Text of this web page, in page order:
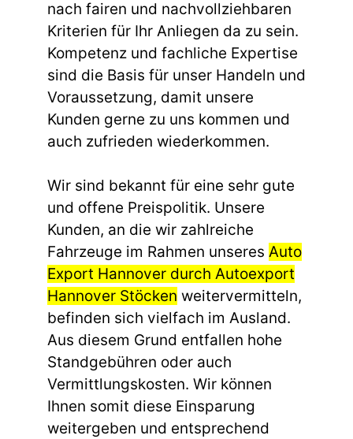
nach fairen und nachvollziehbaren
Kriterien für Ihr Anliegen da zu sein.
Kompetenz und fachliche Expertise
sind die Basis für unser Handeln und
Voraussetzung, damit unsere
Kunden gerne zu uns kommen und
auch zufrieden wiederkommen.
Wir sind bekannt für eine sehr gute
und offene Preispolitik. Unsere
Kunden, an die wir zahlreiche
Fahrzeuge im Rahmen unseres Auto
Export Hannover durch Autoexport
Hannover Stöcken weitervermitteln,
befinden sich vielfach im Ausland.
Aus diesem Grund entfallen hohe
Standgebühren oder auch
Vermittlungskosten. Wir können
Ihnen somit diese Einsparung
weitergeben und entsprechend